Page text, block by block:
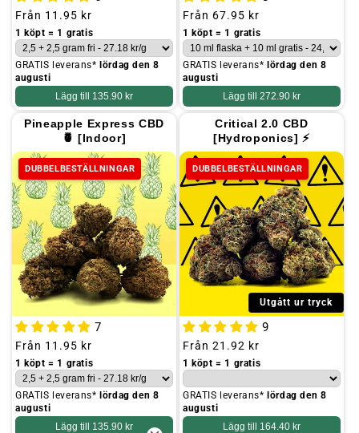
Ordinarie
pris
Från 11.95 kr
1 köpt = 1 gratis
GRATIS leverans*lördag den 8
augusti
Lägg till 135.90 kr
Ordinarie
pris
Från 67.95 kr
1 köpt = 1 gratis
GRATIS leverans*lördag den 8
augusti
Lägg till 272.90 kr
Pineapple Express CBD
🍍 [Indoor]
DUBBELBESTÄLLNINGAR
7
Ordinarie
pris
Från 11.95 kr
1 köpt = 1 gratis
GRATIS leverans* lördag den 8
augusti
Lägg till 135.90 kr
Critical 2.0 CBD
[Hydroponics] ⚡
DUBBELBESTÄLLNINGAR
Utgått ur tryck
9
Ordinarie
pris
Från 21.92 kr
1 köpt = 1 gratis
GRATIS leverans* lördag den 8
augusti
Lägg till 164.40 kr